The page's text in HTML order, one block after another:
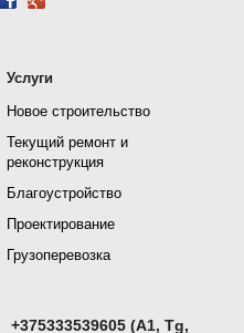
Услуги
Новое строительство
Текущий ремонт и
реконструкция
Благоустройство
Проектирование
Грузоперевозка
+375333539605 (A1, Tg,